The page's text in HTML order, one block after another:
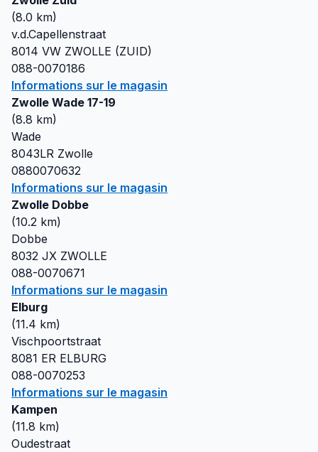
(8.0 km)
v.d.Capellenstraat
8014 VW ZWOLLE (ZUID)
088-0070186
Informations sur le magasin
Zwolle Wade 17-19
(8.8 km)
Wade
8043LR Zwolle
0880070632
Informations sur le magasin
Zwolle Dobbe
(10.2 km)
Dobbe
8032 JX ZWOLLE
088-0070671
Informations sur le magasin
Elburg
(11.4 km)
Vischpoortstraat
8081 ER ELBURG
088-0070253
Informations sur le magasin
Kampen
(11.8 km)
Oudestraat